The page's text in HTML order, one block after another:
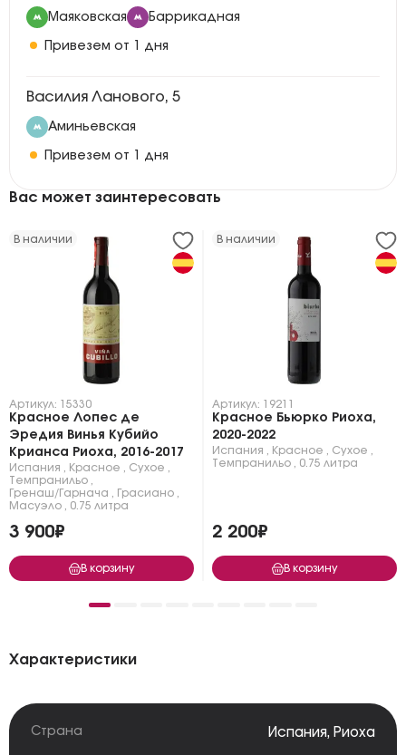
Маяковская Баррикадная
Привезем от 1 дня
Василия Ланового, 5
Аминьевская
Привезем от 1 дня
Вас может заинтересовать
В наличии
Артикул: 15330
Красное Лопес де
Эредия Винья Кубийо
Крианса Риоха, 2016-2017
Испания Красное Сухое
Темпранильо
Гренаш/Гарнача
Грасиано
Масуэло
0.75 литра
3 900₽
В корзину
В наличии
Артикул: 19211
Красное Бьюрко Риоха,
2020-2022
Испания Красное Сухое
Темпранильо
0.75 литра
2 200₽
В корзину
Характеристики
Страна Испания, Риоха